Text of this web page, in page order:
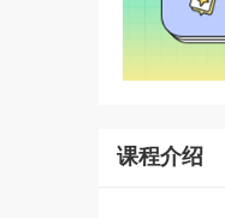
课程介绍